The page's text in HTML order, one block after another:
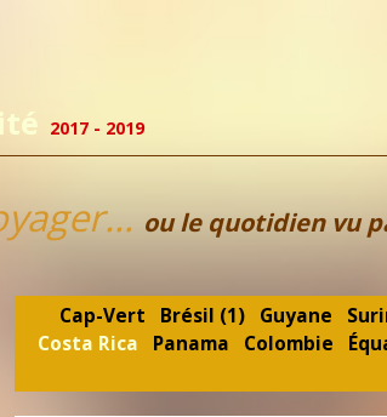
2017 - 2019
ou le quotidien vu
Cap-Vert Brésil (1) Guyane
Costa Rica
Panama Colombie